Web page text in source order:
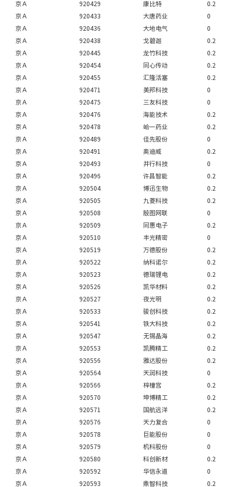
京Ａ
920429 康比特
0.2
京Ａ
920433 大唐药业
0
京Ａ
920436 大地电气
0
京Ａ
920438 戈碧迦
0.2
京Ａ
920445 龙竹科技
0.2
京Ａ
920454 同心传动
0.2
京Ａ
920455 汇隆活塞
0.2
京Ａ
920471 美邦科技
0
京Ａ
920475 三友科技
0
京Ａ
920476 海能技术
0.2
京Ａ
920478 峆一药业
0.2
京Ａ
920489 佳先股份
0
京Ａ
920491 奥迪威
0.2
京Ａ
920493 并行科技
0
京Ａ
920496 许昌智能
0.2
京Ａ
920504 博迅生物
0.2
京Ａ
920505 九菱科技
0.2
京Ａ
920508 殷图网联
0
京Ａ
920509 同惠电子
0.2
京Ａ
920510 丰光精密
0
京Ａ
920519 万德股份
0.2
京Ａ
920522 纳科诺尔
0.2
京Ａ
920523 德瑞锂电
0.2
京Ａ
920526 凯华材料
0.2
京Ａ
920527 夜光明
0.2
京Ａ
920533 骏创科技
0.2
京Ａ
920541 铁大科技
0.2
京Ａ
920547 无锡晶海
0.2
京Ａ
920553 凯腾精工
0.2
京Ａ
920556 雅达股份
0.2
京Ａ
920564 天润科技
0
京Ａ
920566 梓橦宫
0.2
京Ａ
920570 坤博精工
0.2
京Ａ
920571 国航远洋
0.2
京Ａ
920576 天力复合
0
京Ａ
920578 巨能股份
0
京Ａ
920579 机科股份
0
京Ａ
920580 科创新材
0.2
京Ａ
920592 华信永道
0
京Ａ
920593 鼎智科技
0.2